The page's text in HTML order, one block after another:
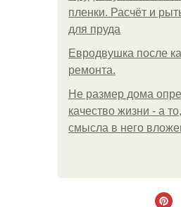
пленки. Расчёт и
для пруда
Евродвушка после
ремонта.
Не размер дома
качество жизни - а
смысла в него